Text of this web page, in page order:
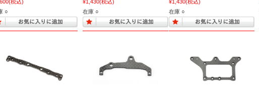
(税込)
○
¥1,430(税込)
在庫 ○
¥1,430(税込)
在庫 ○